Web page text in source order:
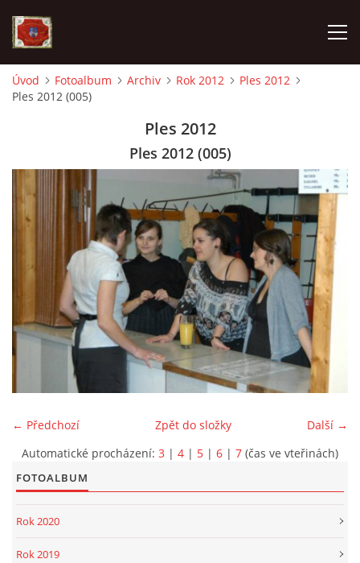
AKTUALITY
VÝJEZDOVÁ JEDNOTKA
KROUŽEK MLADÝCH HASIČŮ
OHLÁŠENÍ PÁLENÍ
KONTAKT
PROJEKT DOPRAVNÍ AUTOMOBIL
SH ČMS - Sbor dobrovolných hasičů Havlovice
Úvod Fotoalbum Archiv Rok 2012
Ples 2012
Ples 2012 (005)
Ples 2012
Ples 2012 (005)
← Předchozí Další →
Zpět do složky
Automatické procházení: 3 | 4 | 5 | 6 | 7 (čas ve vteřinách)
FOTOALBUM
Rok 2020
Rok 2019